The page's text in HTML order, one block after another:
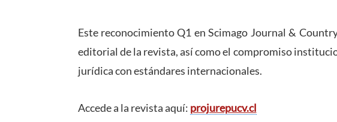
Este reconocimiento Q1 enScimago Journal &
editorial de la revista, así como el compromiso
jurídica con estándares internacionales.
Accede a la revista aquí: projurepucv.cl